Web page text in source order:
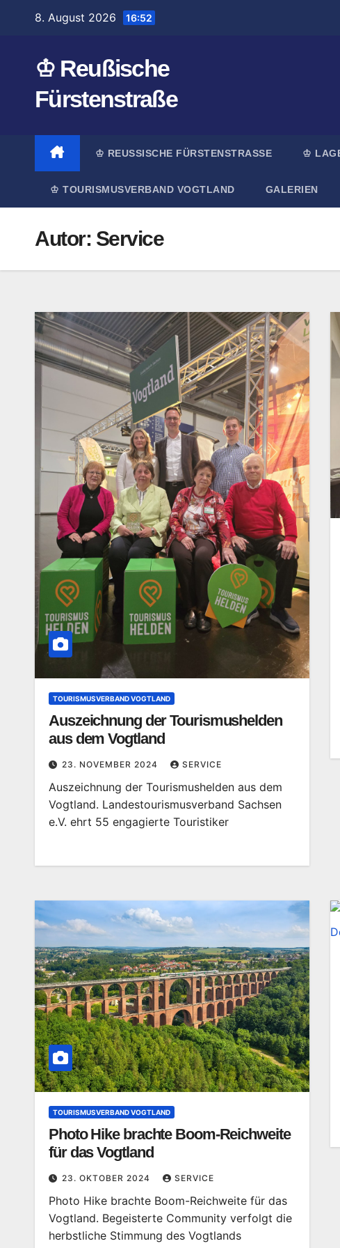
8. August 2026 16:52
♔ Reußische
Fürstenstraße
♔ REUSSISCHE FÜRSTENSTRASSE ♔
♔ TOURISMUSVERBAND VOGTLAND GALERIEN
Autor: Service
TOURISMUSVERBAND VOGTLAND
Auszeichnung der Tourismushelden
aus dem Vogtland
23. NOVEMBER 2024 SERVICE
Auszeichnung der Tourismushelden aus dem
Vogtland. Landestourismusverband Sachsen
e.V. ehrt 55 engagierte Touristiker
TOURISMUSVERBAND VOGTLAND
Photo Hike brachte Boom-Reichweite
für das Vogtland
23. OKTOBER 2024 SERVICE
Photo Hike brachte Boom-Reichweite für das
Vogtland. Begeisterte Community verfolgt die
herbstliche Stimmung des Vogtlands